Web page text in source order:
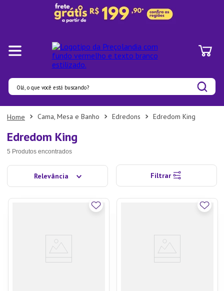
Olá, o que você está buscando?
Cama, Mesa e Banho Edredons Edredom King
Edredom King
5 Produtos
Relevância Filtrar
Termos mais buscados
3º
Organizadores
Bambu
5º
Prato
Tapete
Aparelho Jantar